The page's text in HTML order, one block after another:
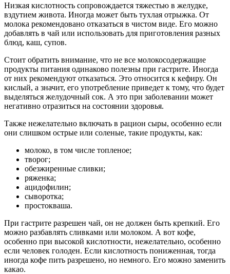
Низкая кислотность сопровождается тяжестью в желудке,
вздутием живота. Иногда может быть тухлая отрыжка. От
молока рекомендовано отказаться в чистом виде. Его можно
добавлять в чай или использовать для приготовления разных
блюд, каш, супов.
Стоит обратить внимание, что не все молокосодержащие
продукты питания одинаково полезны при гастрите. Иногда
от них рекомендуют отказаться. Это относится к кефиру. Он
кислый, а значит, его употребление приведет к тому, что будет
выделяться желудочный сок. А это при заболевании может
негативно отразиться на состоянии здоровья.
Также нежелательно включать в рацион сыры, особенно если
они слишком острые или соленые, такие продукты, как:
молоко, в том числе топленое;
творог;
обезжиренные сливки;
ряженка;
ацидофилин;
сыворотка;
простокваша.
При гастрите разрешен чай, он не должен быть крепкий. Его
можно разбавлять сливками или молоком. А вот кофе,
особенно при высокой кислотности, нежелательно, особенно
если человек голоден. Если кислотность пониженная, тогда
иногда кофе пить разрешено, но немного. Его можно заменить
какао.